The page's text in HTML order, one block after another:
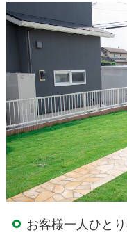
お客様一人ひと